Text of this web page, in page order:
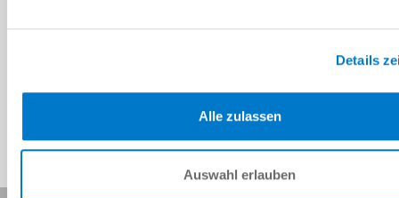
Details
Alle zulassen
Auswahl erlauben
Download CAD-Daten